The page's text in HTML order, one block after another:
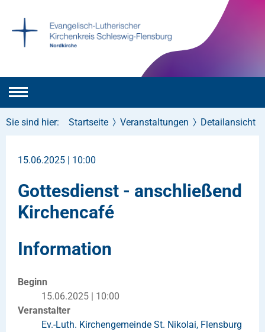
Sie sind hier: Startseite Veranstaltungen Detailansicht
15.06.2025 | 10:00
Gottesdienst - anschließend
Kirchencafé
Information
Beginn
15.06.2025 | 10:00
Veranstalter
Ev.-Luth. Kirchengemeinde St. Nikolai, Flensburg